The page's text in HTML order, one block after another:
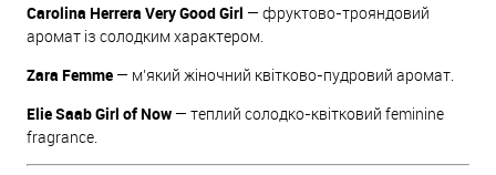
Carolina Herrera Very Good Girl — фруктово-трояндовий
аромат із солодким характером.
Zara Femme — м’який жіночний квітково-пудровий аромат.
Elie Saab Girl of Now — теплий солодко-квітковий feminine
fragrance.